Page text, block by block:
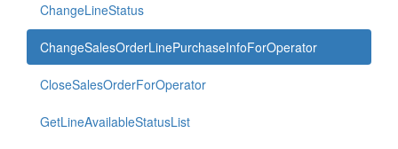
ChangeLineStatus
ChangeSalesOrderLinePurchaseInfoForOperator
CloseSalesOrderForOperator
GetLineAvailableStatusList